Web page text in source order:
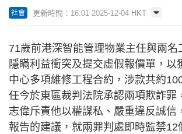
社會 更新時間：16:01 2025-12-04 HKT
71歲前港深智能管理物業主任與兩名
隱瞞利益衝突及提交虛假報價單，以
中心多項維修工程合約，涉款共約
任今於東區裁判法院承認兩項欺詐罪
志偉斥責他以權謀私、嚴重違反誠信
報告的建議，就兩罪判處即時監禁12